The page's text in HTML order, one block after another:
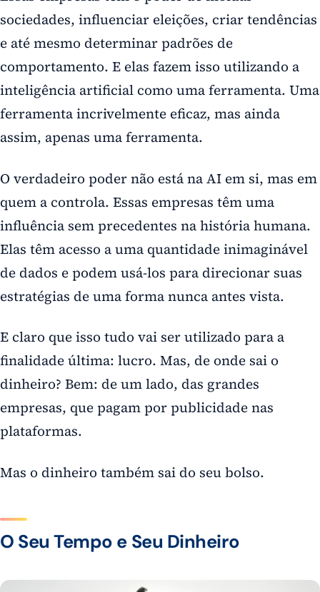
sociedades, influenciar eleições, criar tendências
e até mesmo determinar padrões de
comportamento. E elas fazem isso utilizando a
inteligência artificial como uma ferramenta. Uma
ferramenta incrivelmente eficaz, mas ainda
assim, apenas uma ferramenta.
O verdadeiro poder não está na AI em si, mas em
quem a controla. Essas empresas têm uma
influência sem precedentes na história humana.
Elas têm acesso a uma quantidade inimaginável
de dados e podem usá-los para direcionar suas
estratégias de uma forma nunca antes vista.
E claro que isso tudo vai ser utilizado para a
finalidade última: lucro. Mas, de onde sai o
dinheiro? Bem: de um lado, das grandes
empresas, que pagam por publicidade nas
plataformas.
Mas o dinheiro também sai do seu bolso.
O Seu Tempo e Seu Dinheiro